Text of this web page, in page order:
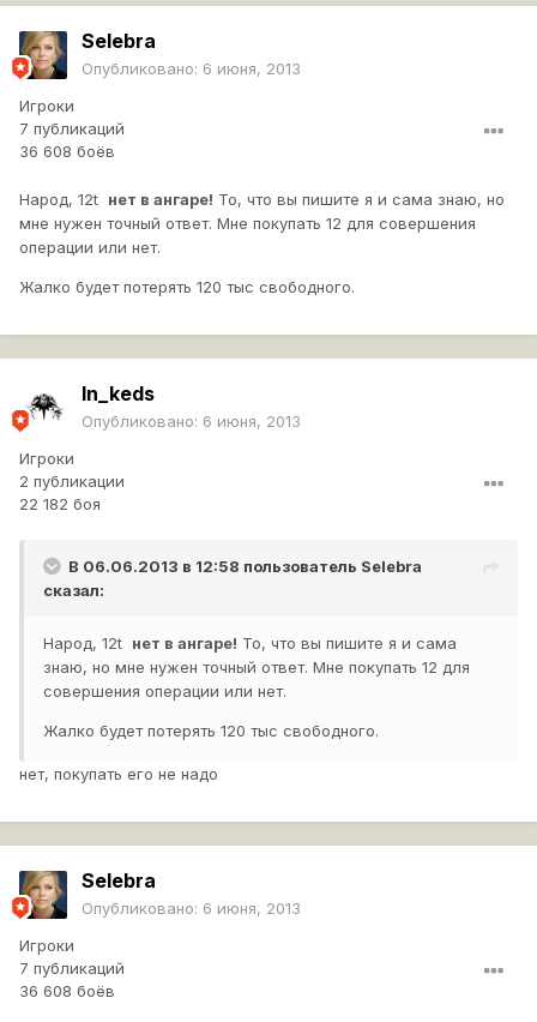
Selebra
Опубликовано: 6 июня, 2013
Игроки
7 публикаций
36 608 боёв
Народ, 12t нет в ангаре! То, что вы пишите я и сама знаю, но
мне нужен точный ответ. Мне покупать 12 для совершения
операции или нет.
Жалко будет потерять 120 тыс свободного.
In_keds
Опубликовано: 6 июня, 2013
Игроки
2 публикации
22 182 боя
В 06.06.2013 в 12:58 пользователь Selebra
сказал:
Народ, 12t нет в ангаре! То, что вы пишите я и сама
знаю, но мне нужен точный ответ. Мне покупать 12 для
совершения операции или нет.
Жалко будет потерять 120 тыс свободного.
нет, покупать его не надо
Selebra
Опубликовано: 6 июня, 2013
Игроки
7 публикаций
36 608 боёв